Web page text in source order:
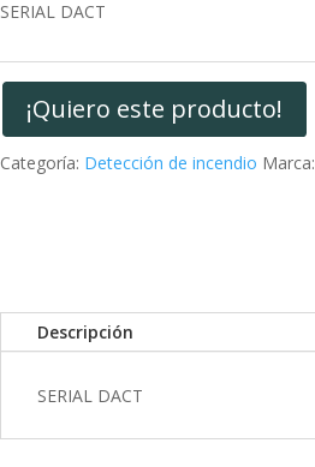
c
b
o
o
i
k
e
d
C
m
p
a
SERIAL DACT
¡Quiero este producto!
Categoría: Detección de incendio Marca:
Descripción
SERIAL DACT